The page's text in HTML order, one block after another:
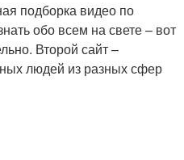
подборка видео по
обо всем на свете – вот
Второй сайт –
людей из разных сфер